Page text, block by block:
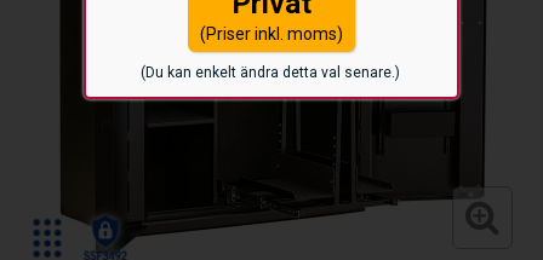
(Priser inkl. moms)
(Du kan enkelt ändra detta val senare.)